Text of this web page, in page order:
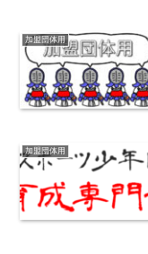
加盟団体用
加盟団体用